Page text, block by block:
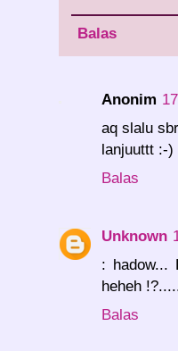
Balas
Anonim
aq slalu
lanjuuttt :-)
Balas
Unknown
: hadow...
heheh
Balas